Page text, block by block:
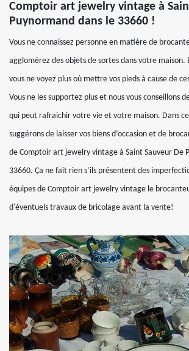
Comptoir art jewelry vintage à
Puynormand dans le 33660 !
Vous ne connaissez personne en matière de
agglomérez des objets de sortes dans votre maison.
vous ne voyez plus où mettre vos pieds à cause de
Vous ne les supportez plus et nous vous conseillons
qui peut rafraichir votre vie et votre maison. Dans ce
suggérons de laisser vos biens d’occasion et de
de Comptoir art jewelry vintage à Saint Sauveur De
33660. Ça ne fait rien s’ils présentent des
équipes de Comptoir art jewelry vintage le
d'éventuels travaux de bricolage avant la vente!